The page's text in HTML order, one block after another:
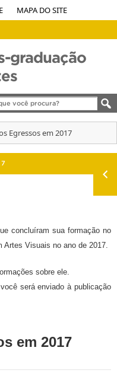
MAPA DO SITE
graduação
Egressos em 2017
concluíram sua formação no
Artes Visuais no ano de 2017.
sobre ele.
será enviado à publicação
em 2017